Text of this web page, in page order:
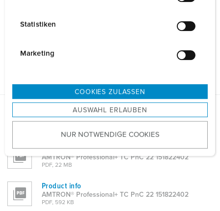
s
u
w
a
h
l
Statistiken
Marketing
COOKIES ZULASSEN
AUSWAHL ERLAUBEN
NUR NOTWENDIGE COOKIES
Mechanische gegevens
Gegevensbladen & Downloads
Gebruiks- en installatiehandleiding
AMTRON® Professional+ TC PnC 22 151822402
PDF, 22 MB
Product info
AMTRON® Professional+ TC PnC 22 151822402
PDF, 592 KB